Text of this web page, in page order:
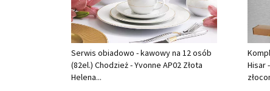
Serwis obiadowo - kawowy na 12 osób
(82el.) Chodzież - Yvonne AP02 Złota
Helena...
Hisar